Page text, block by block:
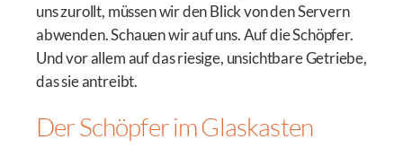
uns zurollt, müssen wir den Blick von den Servern
abwenden. Schauen wir auf uns. Auf die Schöpfer.
Und vor allem auf das riesige, unsichtbare Getriebe,
das sie antreibt.
Der Schöpfer im Glaskasten